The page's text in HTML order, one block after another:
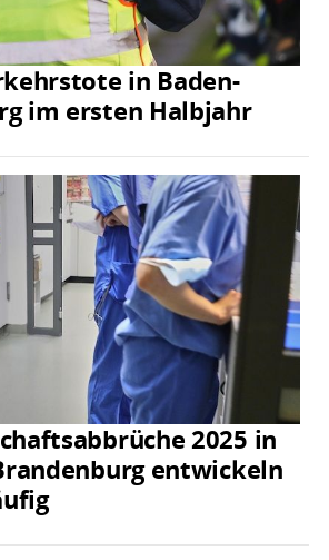
in Baden-
im ersten Halbjahr
2025 in
entwickeln